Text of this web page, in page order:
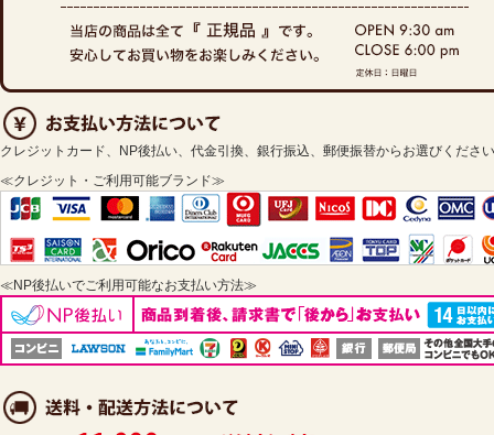
クレジットカード、NP後払い、代金引換、銀行振込、郵便振替からお選びくださ
≪クレジット・ご利用可能ブランド≫
≪NP後払いでご利用可能なお支払い方法≫